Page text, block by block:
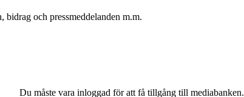
och pressmeddelanden m.m.
Du måste vara inloggad för att få tillgång till mediabanken.